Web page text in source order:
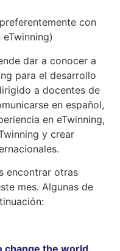
con
dar a conocer a
para el desarrollo
a docentes de
en español,
en eTwinning,
y crear
encontrar otras
mes. Algunas de
change the world